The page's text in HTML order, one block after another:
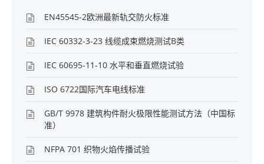
EN45545-2欧洲最新轨交防火标准
IEC 60332-3-23 线缆成束燃烧测试B类
IEC 60695-11-10 水平和垂直燃烧试验
ISO 6722国际汽车电线标准
GB/T 9978 建筑构件耐火极限性能测试方法（中国标
准）
NFPA 701 织物火焰传播试验